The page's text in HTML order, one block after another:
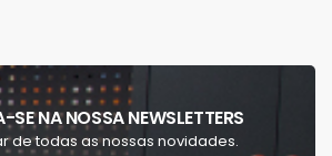
SE NA NOSSA NEWSLETTERS
de todas as nossas novidades.